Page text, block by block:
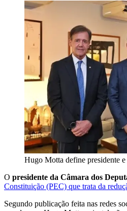
Hugo Motta define presidente
O presidente da Câmara dos
Constituição (PEC) que trata da
Segundo publicação feita nas redes